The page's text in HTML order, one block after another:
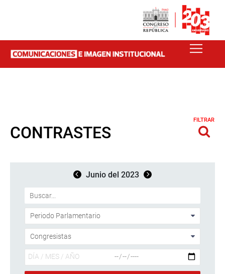
CONTRASTES
FILTRAR
Junio del 2023